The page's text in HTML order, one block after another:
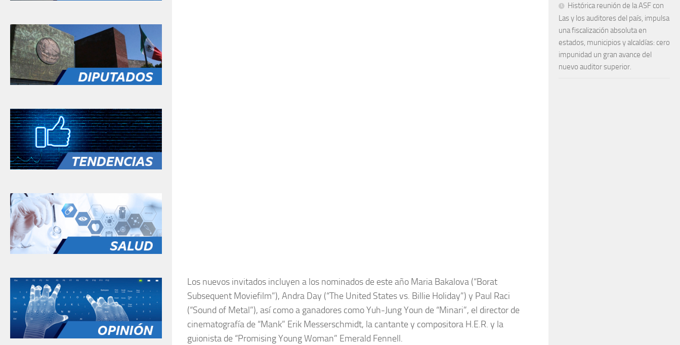
Los nuevos invitados incluyen a los nominados de este año Maria Bakalova (“Borat
Subsequent Moviefilm”), Andra Day (“The United States vs. Billie Holiday”) y Paul Raci
(“Sound of Metal”), así como a ganadores como Yuh-Jung Youn de “Minari”, el director de
cinematografía de “Mank” Erik Messerschmidt, la cantante y compositora H.E.R. y la
guionista de “Promising Young Woman” Emerald Fennell.
Histórica reunión de la ASF con
Las y los auditores del país, impulsa
una fiscalización absoluta en
estados, municipios y alcaldías: cero
impunidad un gran avance del
nuevo auditor superior.